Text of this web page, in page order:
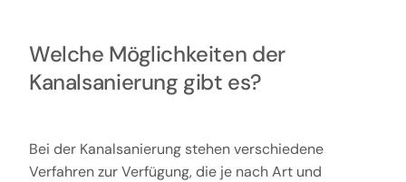
Welche Möglichkeiten der
Kanalsanierung gibt es?
Bei der Kanalsanierung stehen verschiedene
Verfahren zur Verfügung, die je nach Art und